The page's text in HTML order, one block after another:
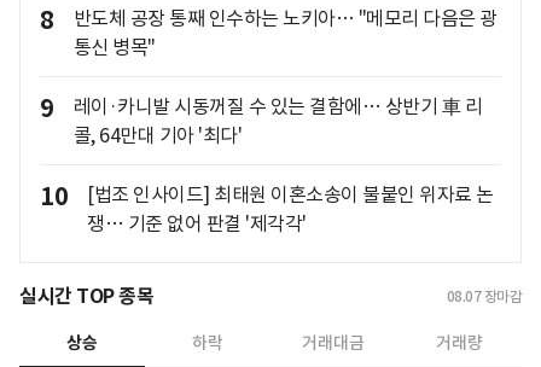
8
반도체 공장 통째 인수하는 노키아… "메모리 다음은 광
통신 병목"
9
레이·카니발 시동꺼질 수 있는 결함에… 상반기 車 리
콜, 64만대 기아 '최다'
10
[법조 인사이드] 최태원 이혼소송이 불붙인 위자료 논
쟁… 기준 없어 판결 '제각각'
실시간 TOP 종목 08.07 장마감
상승 하락 거래대금 거래량